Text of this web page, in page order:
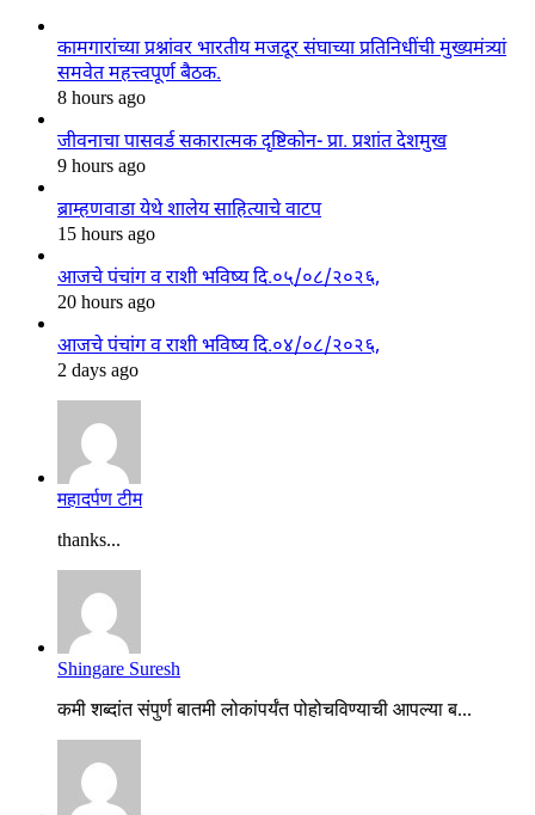
कामगारांच्या प्रश्नांवर भारतीय मजदूर संघाच्या प्रतिनिधींची मुख्यमंत्र्यां
समवेत महत्त्वपूर्ण बैठक.
8 hours ago
जीवनाचा पासवर्ड सकारात्मक दृष्टिकोन- प्रा. प्रशांत देशमुख
9 hours ago
ब्राम्हणवाडा येथे शालेय साहित्याचे वाटप
15 hours ago
आजचे पंचांग व राशी भविष्य दि.०५/०८/२०२६,
20 hours ago
आजचे पंचांग व राशी भविष्य दि.०४/०८/२०२६,
2 days ago
महादर्पण टीम
thanks...
Shingare Suresh
कमी शब्दांत संपुर्ण बातमी लोकांपर्यंत पोहोचविण्याची आपल्या ब...